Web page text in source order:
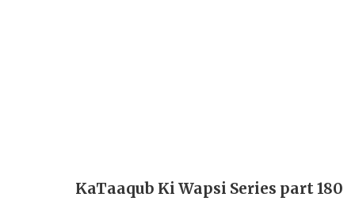
KaTaaqub Ki Wapsi Series part 180